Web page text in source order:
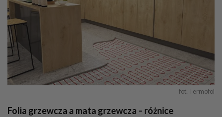
fot. Termofol
Folia grzewcza a mata grzewcza – różnice